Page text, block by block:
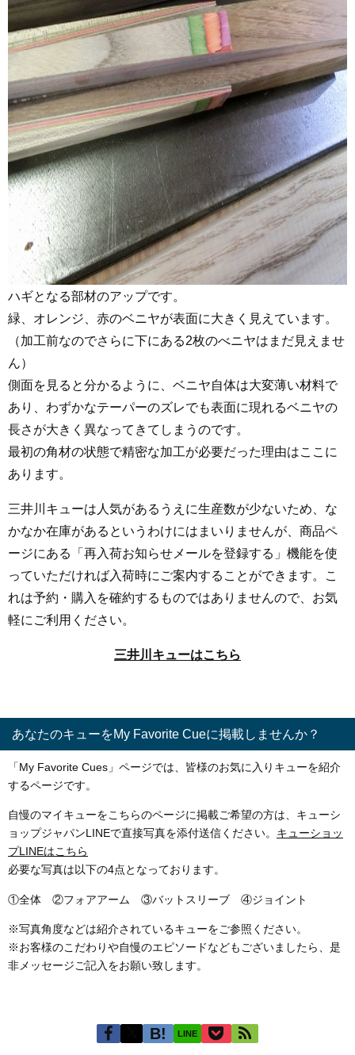
ハギとなる部材のアップです。
緑、オレンジ、赤のベニヤが表面に大きく見えています。
（加工前なのでさらに下にある2枚のべニヤはまだ見えませ
ん）
側面を見ると分かるように、ベニヤ自体は大変薄い材料で
あり、わずかなテーパーのズレでも表面に現れるベニヤの
長さが大きく異なってきてしまうのです。
最初の角材の状態で精密な加工が必要だった理由はここに
あります。
三井川キューは人気があるうえに生産数が少ないため、な
かなか在庫があるというわけにはまいりませんが、商品ペ
ージにある「再入荷お知らせメールを登録する」機能を使
っていただければ入荷時にご案内することができます。こ
れは予約・購入を確約するものではありませんので、お気
軽にご利用ください。
三井川キューはこちら
あなたのキューをMy Favorite Cueに掲載しませんか？
「My Favorite Cues」ページでは、皆様のお気に入りキューを紹介
するページです。
自慢のマイキューをこちらのページに掲載ご希望の方は、キューシ
ョップジャパンLINEで直接写真を添付送信ください。 キューショッ
プLINEはこちら
必要な写真は以下の4点となっております。
①全体 ②フォアアーム ③バットスリーブ ④ジョイント
※写真角度などは紹介されているキューをご参照ください。
※お客様のこだわりや自慢のエピソードなどもございましたら、是
非メッセージご記入をお願い致します。
LINE